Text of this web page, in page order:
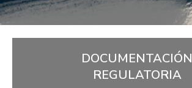
DOCUMENTACIÓN
REGULATORIA